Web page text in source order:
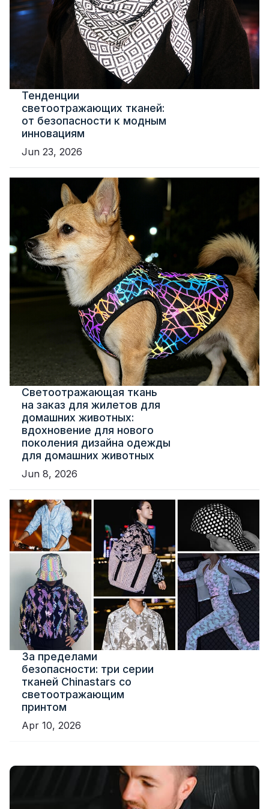
Тенденции
светоотражающих тканей:
от безопасности к модным
инновациям
Jun 23, 2026
Светоотражающая ткань
на заказ для жилетов для
домашних животных:
вдохновение для нового
поколения дизайна одежды
для домашних животных
Jun 8, 2026
За пределами
безопасности: три серии
тканей Chinastars со
светоотражающим
принтом
Apr 10, 2026